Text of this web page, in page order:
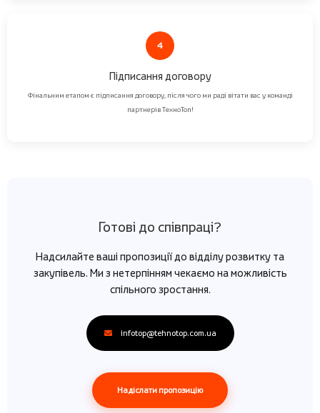
4
Підписання договору
Фінальним етапом є підписання договору, після чого ми раді вітати вас у команді
партнерів ТехноТоп!
Готові до співпраці?
Надсилайте ваші пропозиції до відділу розвитку та
закупівель. Ми з нетерпінням чекаємо на можливість
спільного зростання.
infotop@tehnotop.com.ua
Надіслати пропозицію